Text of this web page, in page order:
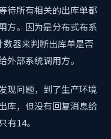
待所有相关的出库单都
方。因为是分布式布系
器来判断出库单是否
部系统调用方。
现问题，到了生产环境
库，但没有回复消息给
有14。